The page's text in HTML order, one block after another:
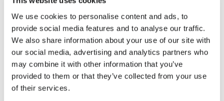
We use cookies to personalise content and ads, to
provide social media features and to analyse our traffic.
We also share information about your use of our site with
our social media, advertising and analytics partners who
may combine it with other information that you’ve
provided to them or that they’ve collected from your use
of their services.